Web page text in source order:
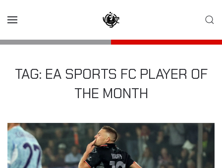
TAG: EA SPORTS FC PLAYER OF
THE MONTH